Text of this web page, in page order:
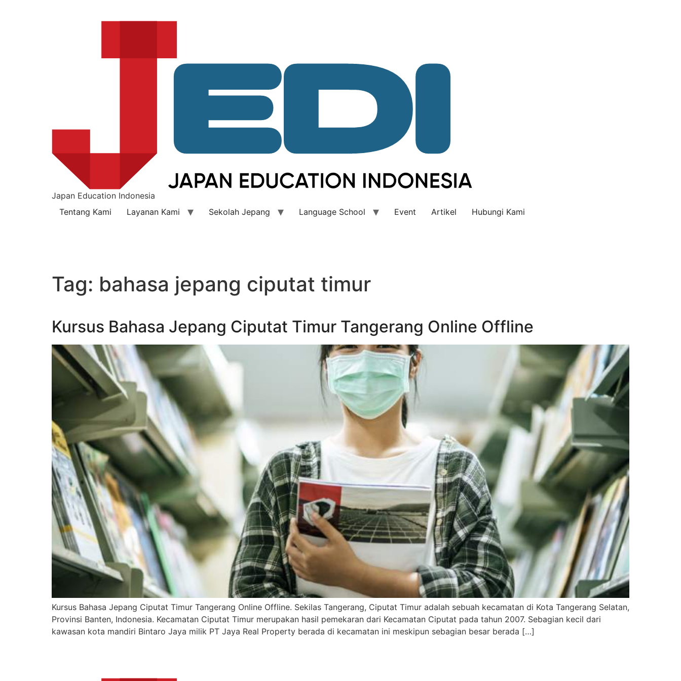
Japan Education Indonesia
Tentang Kami
Layanan Kami Sekolah Jepang Language School Event Artikel Hubungi Kami
Tag: bahasa jepang ciputat timur
Kursus Bahasa Jepang Ciputat Timur Tangerang Online Offline
Kursus Bahasa Jepang Ciputat Timur Tangerang Online Offline. Sekilas Tangerang, Ciputat Timur adalah sebuah kecamatan di Kota Tangerang Selatan,
Provinsi Banten, Indonesia. Kecamatan Ciputat Timur merupakan hasil pemekaran dari Kecamatan Ciputat pada tahun 2007. Sebagian kecil dari
kawasan kota mandiri Bintaro Jaya milik PT Jaya Real Property berada di kecamatan ini meskipun sebagian besar berada […]